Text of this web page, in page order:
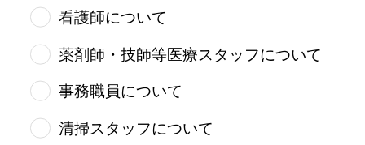
看護師について
薬剤師・技師等医療スタッフについて
事務職員について
清掃スタッフについて